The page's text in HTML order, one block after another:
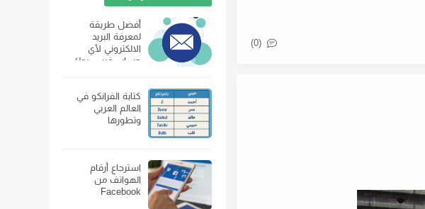
(0)
أفضل طريقة
لمعرفة البريد
الالكتروني لأي
حساب فيس بوك
كتابة الفرانكو في
العالم العربي
وتطورها
استرجاع أرقام
الهواتف من
Facebook